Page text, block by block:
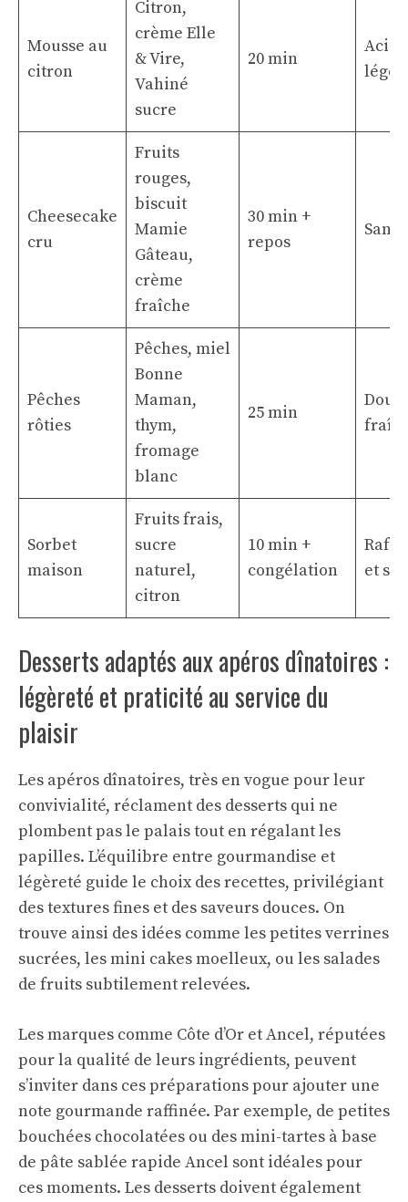
Mousse au
citron
Citron,
crème Elle
& Vire,
Vahiné
sucre
20 min
léger
Cheesecake
cru
Fruits
rouges,
biscuit
Mamie
Gâteau,
crème
fraîche
30 min +
repos
Sans
Pêches
rôties
Pêches, miel
Bonne
Maman,
thym,
fromage
blanc
25 min
Sorbet
maison
Fruits frais,
sucre
naturel,
citron
10 min +
congélation
et
Desserts adaptés aux apéros dînatoires :
légèreté et praticité au service du
plaisir
Les apéros dînatoires, très en vogue pour leur
convivialité, réclament des desserts qui ne
plombent pas le palais tout en régalant les
papilles. L’équilibre entre gourmandise et
légèreté guide le choix des recettes, privilégiant
des textures fines et des saveurs douces. On
trouve ainsi des idées comme les petites verrines
sucrées, les mini cakes moelleux, ou les salades
de fruits subtilement relevées.
Les marques comme Côte d’Or et Ancel, réputées
pour la qualité de leurs ingrédients, peuvent
s’inviter dans ces préparations pour ajouter une
note gourmande raffinée. Par exemple, de petites
bouchées chocolatées ou des mini-tartes à base
de pâte sablée rapide Ancel sont idéales pour
ces moments. Les desserts doivent également